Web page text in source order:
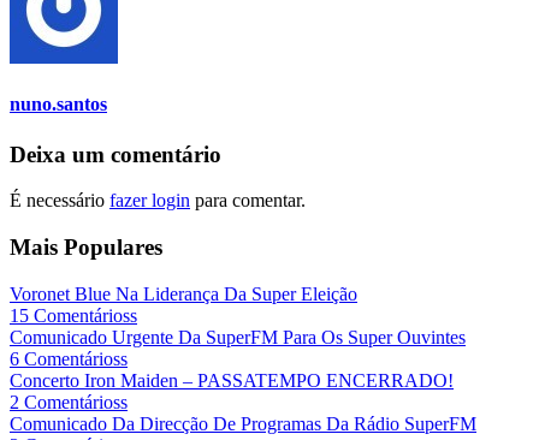
nuno.santos
Deixa um comentário
É necessário fazer login para comentar.
Mais Populares
Voronet Blue Na Liderança Da Super Eleição
15 Comentárioss
Comunicado Urgente Da SuperFM Para Os Super Ouvintes
6 Comentárioss
Concerto Iron Maiden – PASSATEMPO ENCERRADO!
2 Comentárioss
Comunicado Da Direcção De Programas Da Rádio SuperFM